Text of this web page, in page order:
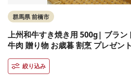
群馬県 前橋市
上州和牛すき焼き用 500g| ブラン
牛肉 贈り物 お歳暮 割烹 プレゼン
も 鍋 上州牛 子ども 鍋 年越し 家族
らか うまい コク 人気 高評価 超人
絞り込み